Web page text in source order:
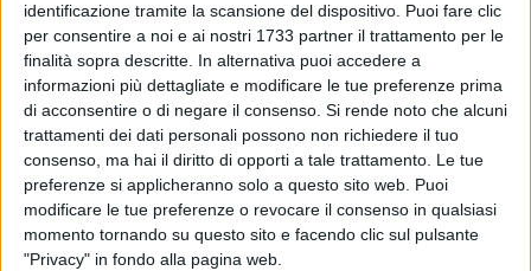
identificazione tramite la scansione del dispositivo. Puoi fare clic
per consentire a noi e ai nostri 1733 partner il trattamento per le
finalità sopra descritte. In alternativa puoi accedere a
informazioni più dettagliate e modificare le tue preferenze prima
di acconsentire o di negare il consenso. Si rende noto che alcuni
trattamenti dei dati personali possono non richiedere il tuo
consenso, ma hai il diritto di opporti a tale trattamento. Le tue
preferenze si applicheranno solo a questo sito web. Puoi
modificare le tue preferenze o revocare il consenso in qualsiasi
momento tornando su questo sito e facendo clic sul pulsante
"Privacy" in fondo alla pagina web.
La priorità viene data, nel seguente ordine, a chi ha l'ISEE più
basso ed appartiene a nuclei familiari composti da almeno 3
componenti:
- di cui almeno uno nato entro il 31 dicembre 2009;
- di cui almeno uno nato entro il 31 dicembre 2005.
Chi è escluso?
Sono esclusi dall'erogazione del bonus spesa 2023 i
percettori di: